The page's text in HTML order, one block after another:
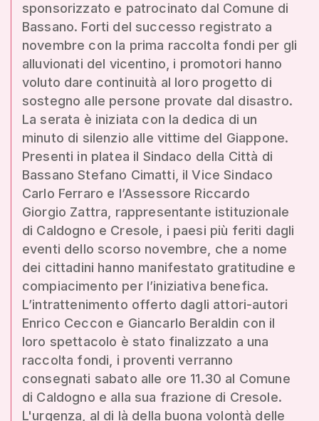
sponsorizzato e patrocinato dal Comune di
Bassano. Forti del successo registrato a
novembre con la prima raccolta fondi per gli
alluvionati del vicentino, i promotori hanno
voluto dare continuità al loro progetto di
sostegno alle persone provate dal disastro.
La serata è iniziata con la dedica di un
minuto di silenzio alle vittime del Giappone.
Presenti in platea il Sindaco della Città di
Bassano Stefano Cimatti, il Vice Sindaco
Carlo Ferraro e l’Assessore Riccardo
Giorgio Zattra, rappresentante istituzionale
di Caldogno e Cresole, i paesi più feriti dagli
eventi dello scorso novembre, che a nome
dei cittadini hanno manifestato gratitudine e
compiacimento per l’iniziativa benefica.
L’intrattenimento offerto dagli attori-autori
Enrico Ceccon e Giancarlo Beraldin con il
loro spettacolo è stato finalizzato a una
raccolta fondi, i proventi verranno
consegnati sabato alle ore 11.30 al Comune
di Caldogno e alla sua frazione di Cresole.
L'urgenza, al di là della buona volontà delle